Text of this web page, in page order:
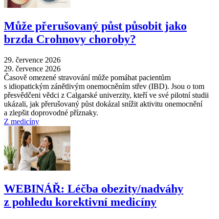
Může přerušovaný půst působit jako
brzda Crohnovy choroby?
29. července 2026
29. července 2026
Časově omezené stravování může pomáhat pacientům
s idiopatickým zánětlivým onemocněním střev (IBD). Jsou o tom
přesvědčeni vědci z Calgarské univerzity, kteří ve své pilotní studii
ukázali, jak přerušovaný půst dokázal snížit aktivitu onemocnění
a zlepšit doprovodné příznaky.
Z medicíny
WEBINÁŘ: Léčba obezity/nadváhy
z pohledu korektivní medicíny